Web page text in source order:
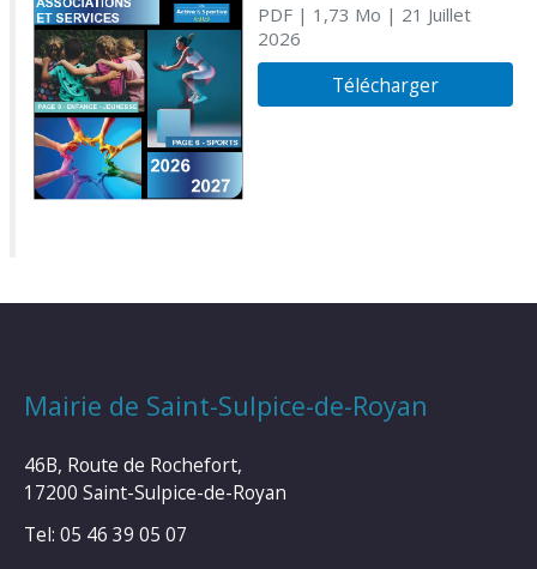
PDF| 1,73 Mo | 21 Juillet
2026
Télécharger
Mairie de Saint-Sulpice-de-Royan
46B, Route de Rochefort,
17200 Saint-Sulpice-de-Royan
Tel: 05 46 39 05 07